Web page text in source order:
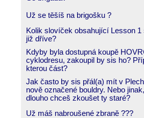
Už se těšíš na brigošku ?
Kolik slovíček obsahující Lesson 1
již dříve?
Kdyby byla dostupná koupě
cyklodresu, zakoupil by sis ho?
kterou část?
Jak často by sis přál(a) mít v
nově označené bouldry. Nebo
dlouho chceš zkoušet ty staré?
Už máš nabroušené zbraně ???